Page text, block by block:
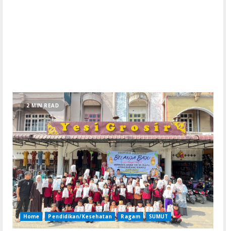
2 MIN READ
Home Pendidikan/Kesehatan Ragam SUMUT